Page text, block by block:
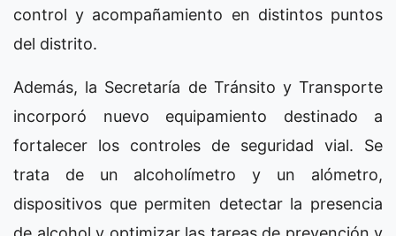
control y acompañamiento en distintos puntos
del distrito.
Además, la Secretaría de Tránsito y Transporte
incorporó nuevo equipamiento destinado a
fortalecer los controles de seguridad vial. Se
trata de un alcoholímetro y un alómetro,
dispositivos que permiten detectar la presencia